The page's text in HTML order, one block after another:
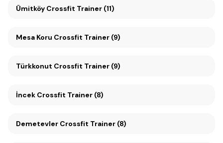
Ümitköy Crossfit Trainer (11)
Mesa Koru Crossfit Trainer (9)
Türkkonut Crossfit Trainer (9)
İncek Crossfit Trainer (8)
Demetevler Crossfit Trainer (8)